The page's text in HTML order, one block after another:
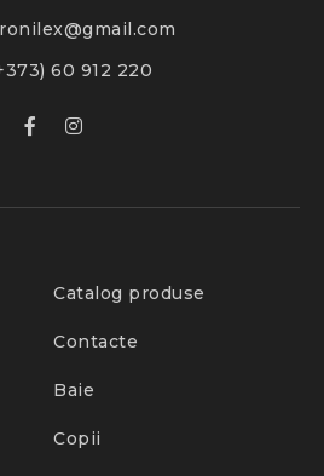
60 912 220
Catalog produse
Contacte
Baie
Copii